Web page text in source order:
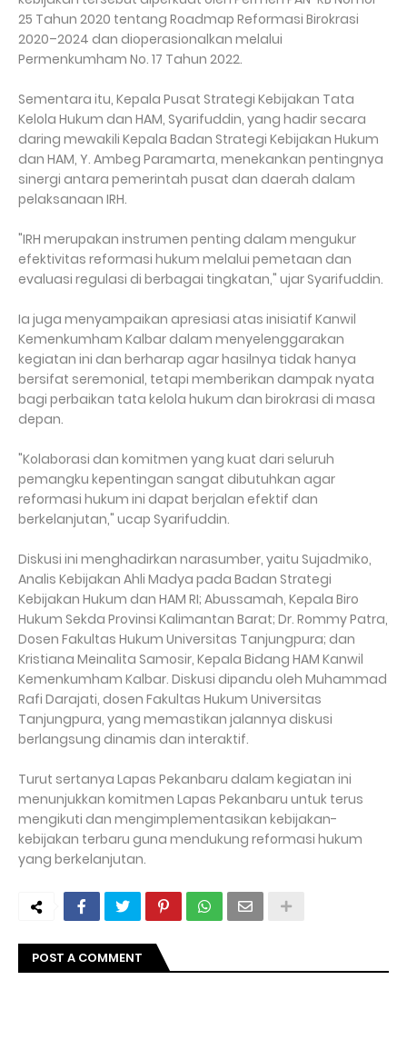
25 Tahun 2020 tentang Roadmap Reformasi Birokrasi
2020–2024 dan dioperasionalkan melalui
Permenkumham No. 17 Tahun 2022.
Sementara itu, Kepala Pusat Strategi Kebijakan Tata
Kelola Hukum dan HAM, Syarifuddin, yang hadir secara
daring mewakili Kepala Badan Strategi Kebijakan Hukum
dan HAM, Y. Ambeg Paramarta, menekankan pentingnya
sinergi antara pemerintah pusat dan daerah dalam
pelaksanaan IRH.
"IRH merupakan instrumen penting dalam mengukur
efektivitas reformasi hukum melalui pemetaan dan
evaluasi regulasi di berbagai tingkatan," ujar Syarifuddin.
Ia juga menyampaikan apresiasi atas inisiatif Kanwil
Kemenkumham Kalbar dalam menyelenggarakan
kegiatan ini dan berharap agar hasilnya tidak hanya
bersifat seremonial, tetapi memberikan dampak nyata
bagi perbaikan tata kelola hukum dan birokrasi di masa
depan.
"Kolaborasi dan komitmen yang kuat dari seluruh
pemangku kepentingan sangat dibutuhkan agar
reformasi hukum ini dapat berjalan efektif dan
berkelanjutan," ucap Syarifuddin.
Diskusi ini menghadirkan narasumber, yaitu Sujadmiko,
Analis Kebijakan Ahli Madya pada Badan Strategi
Kebijakan Hukum dan HAM RI; Abussamah, Kepala Biro
Hukum Sekda Provinsi Kalimantan Barat; Dr. Rommy Patra,
Dosen Fakultas Hukum Universitas Tanjungpura; dan
Kristiana Meinalita Samosir, Kepala Bidang HAM Kanwil
Kemenkumham Kalbar. Diskusi dipandu oleh Muhammad
Rafi Darajati, dosen Fakultas Hukum Universitas
Tanjungpura, yang memastikan jalannya diskusi
berlangsung dinamis dan interaktif.
Turut sertanya Lapas Pekanbaru dalam kegiatan ini
menunjukkan komitmen Lapas Pekanbaru untuk terus
mengikuti dan mengimplementasikan kebijakan-
kebijakan terbaru guna mendukung reformasi hukum
yang berkelanjutan.
POST A COMMENT